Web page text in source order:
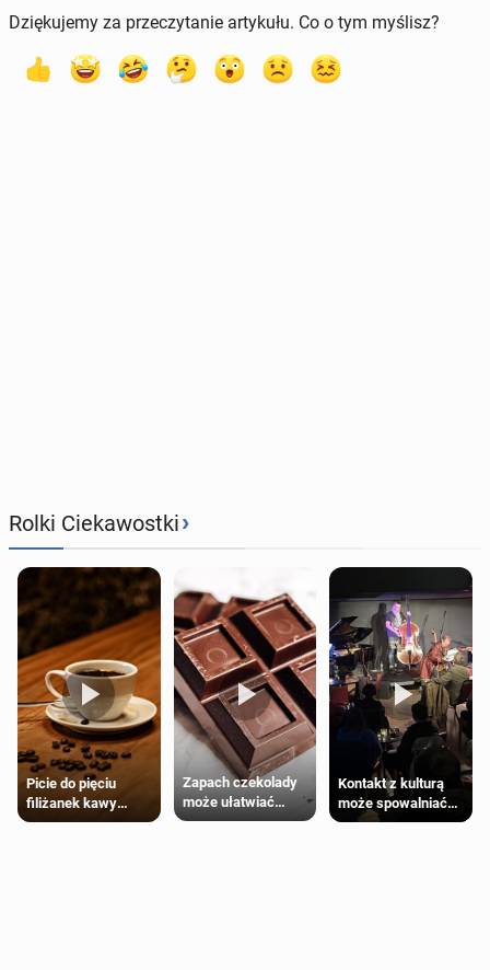
Dziękujemy za przeczytanie artykułu. Co o tym myślisz?
Rolki Ciekawostki›
Picie do pięciu
filiżanek kawy
dziennie jest
Zapach czekolady
może ułatwiać
trening siłowy
Kontakt z kulturą
może spowalniać
starzenie